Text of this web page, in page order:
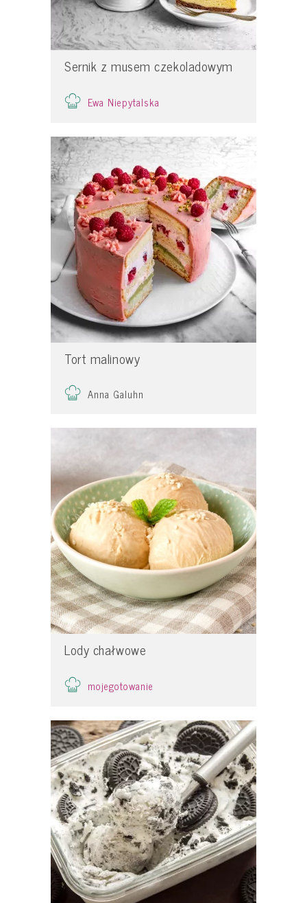
Sernik z musem czekoladowym
Ewa Niepytalska
Tort malinowy
Anna Galuhn
Lody chałwowe
mojegotowanie